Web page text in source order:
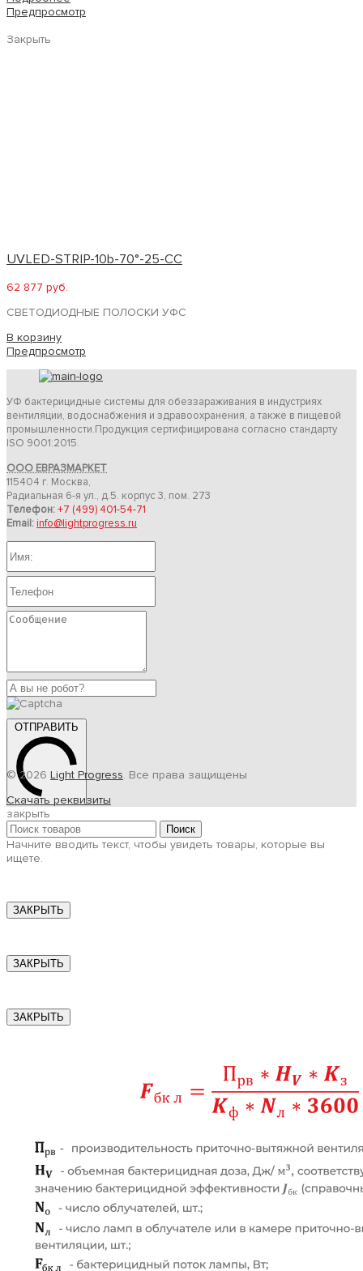
Предпросмотр
Закрыть
UVLED-STRIP-10b-70°-25-CC
62 877 руб.
СВЕТОДИОДНЫЕ ПОЛОСКИ УФС
В корзину
Предпросмотр
УФ бактерицидные системы для обеззараживания в индустриях
вентиляции, водоснабжения и здравоохранения, а также в пищевой
промышленности.Продукция сертифицирована согласно стандарту
ISO 9001:2015.
ООО ЕВРАЗМАРКЕТ
115404 г. Москва,
Радиальная 6-я ул., д.5. корпус 3, пом. 273
Телефон:+7 (499) 401-54-71
Email: info@lightprogress.ru
ОТПРАВИТЬ
© 2026 Light Progress. Все права защищены
Скачать реквизиты
закрыть
Поиск
Начните вводить текст, чтобы увидеть товары, которые вы
ищете.
ЗАКРЫТЬ
ЗАКРЫТЬ
ЗАКРЫТЬ